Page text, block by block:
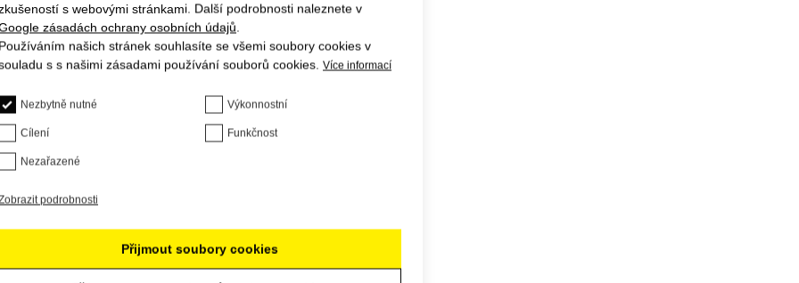
s webovými stránkami. Další podrobnosti naleznete v
zásadách ochrany osobních údajů.
našich stránek souhlasíte se všemi soubory cookies v
s s našimi zásadami používání souborů cookies. Více informací
Nezbytně nutné Výkonnostní
Cílení Funkčnost
Nezařazené
podrobnosti
Přijmout soubory cookies